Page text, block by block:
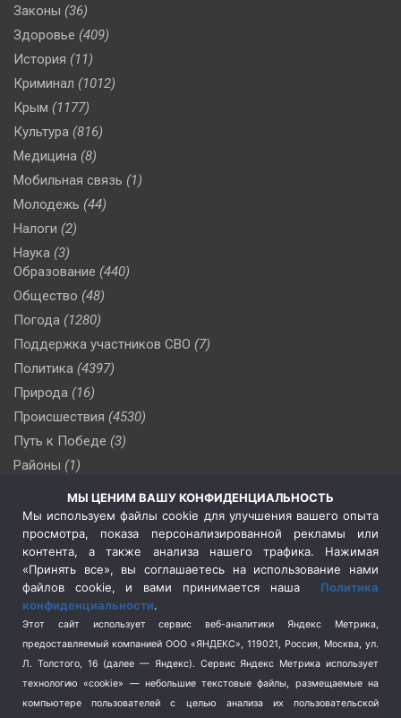
Законы (36)
Здоровье (409)
История (11)
Криминал (1012)
Крым (1177)
Культура (816)
Медицина (8)
Мобильная связь (1)
Молодежь (44)
Налоги (2)
Наука (3)
Образование (440)
Общество (48)
Погода (1280)
Поддержка участников СВО (7)
Политика (4397)
Природа (16)
Происшествия (4530)
Путь к Победе (3)
Районы (1)
(510)
Сельское хозяйство (3)
Социальная политика
(3)
Спецоперация в Украине
Спецоперация на Украине
(404)
Спорт (740)
Терроризм (1)
Транспорт (262)
Туризм (178)
МЫ ЦЕНИМ ВАШУ КОНФИДЕНЦИАЛЬНОСТЬ
Мы используем файлы cookie для улучшения вашего опыта
просмотра, показа персонализированной рекламы или
контента, а также анализа нашего трафика. Нажимая
«Принять все», вы соглашаетесь на использование нами
файлов cookie, и вами принимается наша Политика
конфиденциальности.
Этот сайт использует сервис веб-аналитики Яндекс Метрика,
предоставляемый компанией ООО «ЯНДЕКС», 119021, Россия, Москва, ул.
Л. Толстого, 16 (далее — Яндекс). Сервис Яндекс Метрика использует
технологию «cookie» — небольшие текстовые файлы, размещаемые на
компьютере пользователей с целью анализа их пользовательской